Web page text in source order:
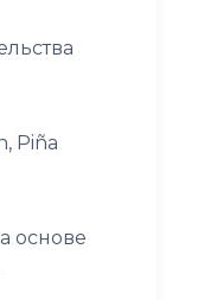
Piña
основе